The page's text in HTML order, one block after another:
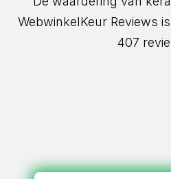
WebwinkelKeur Reviews
407